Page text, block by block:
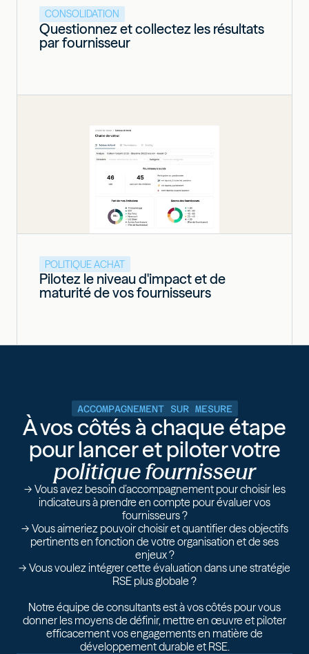
CONSOLIDATION
Questionnez et collectez les résultats
par fournisseur
POLITIQUE ACHAT
Pilotez le niveau d'impact et de
maturité de vos fournisseurs
ACCOMPAGNEMENT SUR MESURE
À vos côtés à chaque étape
pour lancer et piloter votre
politique fournisseur
-> Vous avez besoin d’accompagnement pour choisir les
indicateurs à prendre en compte pour évaluer vos
fournisseurs ?
-> Vous aimeriez pouvoir choisir et quantifier des objectifs
pertinents en fonction de votre organisation et de ses
enjeux ?
-> Vous voulez intégrer cette évaluation dans une stratégie
RSE plus globale ?
Notre équipe de consultants est à vos côtés pour vous
donner les moyens de définir, mettre en œuvre et piloter
efficacement vos engagements en matière de
développement durable et RSE.